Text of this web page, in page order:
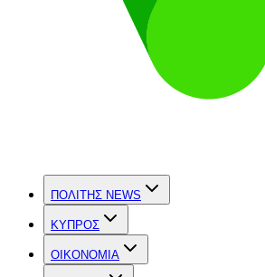
ΠΟΛΙΤΗΣ NEWS
ΚΥΠΡΟΣ
OIKONOMIA